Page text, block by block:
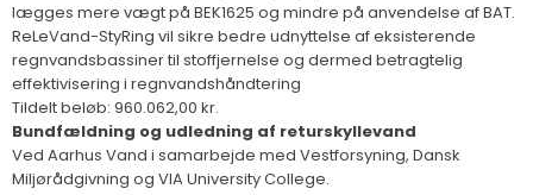
lægges mere vægt på BEK1625 og mindre på anvendelse af BAT.
ReLeVand-StyRing vil sikre bedre udnyttelse af eksisterende
regnvandsbassiner til stoffjernelse og dermed betragtelig
effektivisering i regnvandshåndtering
Tildelt beløb: 960.062,00 kr.
Bundfældning og udledning af returskyllevand
Ved Aarhus Vand i samarbejde med Vestforsyning, Dansk
Miljørådgivning og VIA University College.